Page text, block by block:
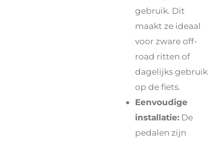
gebruik. Dit
maakt ze ideaal
voor zware off-
road ritten of
dagelijks gebruik
op de fiets.
Eenvoudige
installatie: De
pedalen zijn